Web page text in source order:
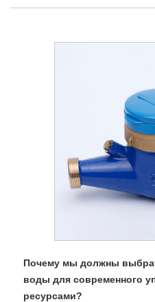
Почему мы должны
воды для современного
ресурсами?